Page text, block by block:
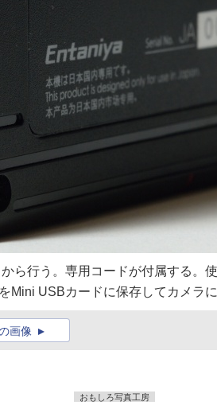
ら行う。専用コードが付属する。
Mini USBカードに保存してカメラ
画像
おもしろ写真工房